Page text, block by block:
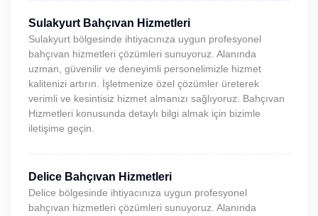
Sulakyurt Bahçıvan Hizmetleri
Sulakyurt bölgesinde ihtiyacınıza uygun profesyonel
bahçıvan hizmetleri çözümleri sunuyoruz. Alanında
uzman, güvenilir ve deneyimli personelimizle hizmet
kalitenizi artırın. İşletmenize özel çözümler üreterek
verimli ve kesintisiz hizmet almanızı sağlıyoruz. Bahçıvan
Hizmetleri konusunda detaylı bilgi almak için bizimle
iletişime geçin.
Delice Bahçıvan Hizmetleri
Delice bölgesinde ihtiyacınıza uygun profesyonel
bahçıvan hizmetleri çözümleri sunuyoruz. Alanında